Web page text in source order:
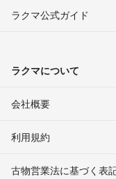
ラクマ公式ガイド
ラクマについて
会社概要
利用規約
古物営業法に基づく表